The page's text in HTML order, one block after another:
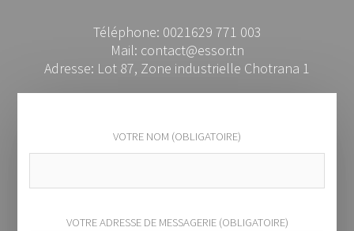
Téléphone: 0021629 771 003
Mail: contact@essor.tn
Adresse: Lot 87, Zone industrielle Chotrana 1
VOTRE NOM (OBLIGATOIRE)
VOTRE ADRESSE DE MESSAGERIE (OBLIGATOIRE)